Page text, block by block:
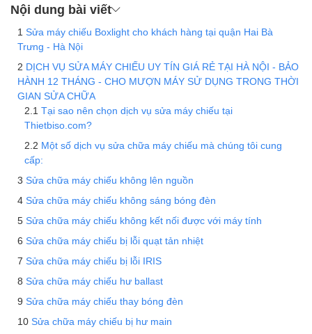
Nội dung bài viết
Sửa máy chiếu Boxlight cho khách hàng tại quận Hai Bà
Trưng - Hà Nội
DỊCH VỤ SỬA MÁY CHIẾU UY TÍN GIÁ RẺ TẠI HÀ NỘI - BẢO
HÀNH 12 THÁNG - CHO MƯỢN MÁY SỬ DỤNG TRONG THỜI
GIAN SỬA CHỮA
Tại sao nên chọn dịch vụ sửa máy chiếu tại
Thietbiso.com?
Một số dịch vụ sửa chữa máy chiếu mà chúng tôi cung
cấp:
Sửa chữa máy chiếu không lên nguồn
Sửa chữa máy chiếu không sáng bóng đèn
Sửa chữa máy chiếu không kết nối được với máy tính
Sửa chữa máy chiếu bị lỗi quạt tản nhiệt
Sửa chữa máy chiếu bị lỗi IRIS
Sửa chữa máy chiếu hư ballast
Sửa chữa máy chiếu thay bóng đèn
Sửa chữa máy chiếu bị hư main